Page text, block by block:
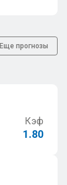
Еще прогнозы
Кэф
1.80